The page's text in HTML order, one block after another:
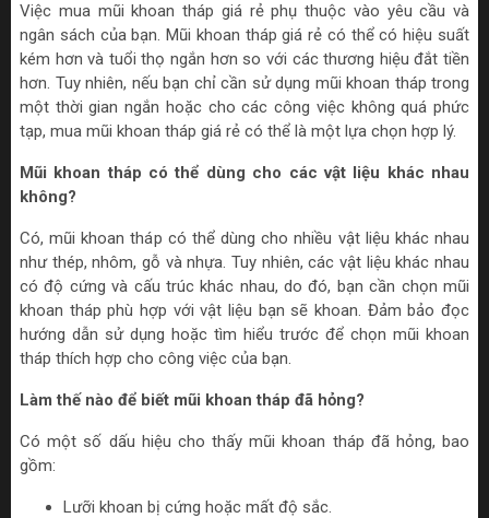
Việc mua mũi khoan tháp giá rẻ phụ thuộc vào yêu cầu và
ngân sách của bạn. Mũi khoan tháp giá rẻ có thể có hiệu suất
kém hơn và tuổi thọ ngắn hơn so với các thương hiệu đắt tiền
hơn. Tuy nhiên, nếu bạn chỉ cần sử dụng mũi khoan tháp trong
một thời gian ngắn hoặc cho các công việc không quá phức
tạp, mua mũi khoan tháp giá rẻ có thể là một lựa chọn hợp lý.
Mũi khoan tháp có thể dùng cho các vật liệu khác nhau
không?
Có, mũi khoan tháp có thể dùng cho nhiều vật liệu khác nhau
như thép, nhôm, gỗ và nhựa. Tuy nhiên, các vật liệu khác nhau
có độ cứng và cấu trúc khác nhau, do đó, bạn cần chọn mũi
khoan tháp phù hợp với vật liệu bạn sẽ khoan. Đảm bảo đọc
hướng dẫn sử dụng hoặc tìm hiểu trước để chọn mũi khoan
tháp thích hợp cho công việc của bạn.
Làm thế nào để biết mũi khoan tháp đã hỏng?
Có một số dấu hiệu cho thấy mũi khoan tháp đã hỏng, bao
gồm:
Lưỡi khoan bị cứng hoặc mất độ sắc.